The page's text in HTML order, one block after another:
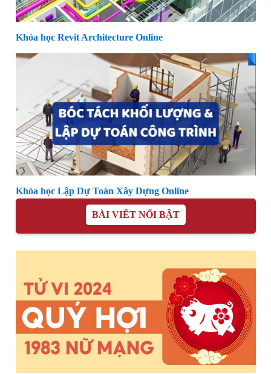
Khóa học Revit Architecture Online
Khóa học Lập Dự Toán Xây Dựng Online
BÀI VIẾT NỔI BẬT